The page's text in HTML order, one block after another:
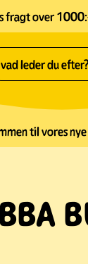
fragt over
til vores